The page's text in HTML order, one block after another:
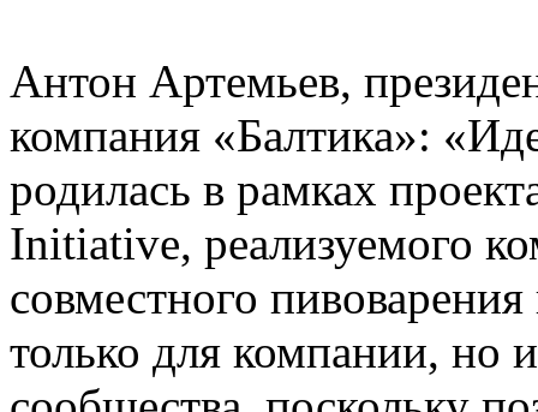
Антон Артемьев,
компания «Балтика»:
родилась в рамках
Initiative, реализуемого
совместного
только для компании, но